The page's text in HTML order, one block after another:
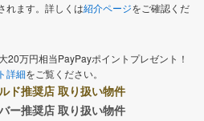
れます。詳しくは紹介ページをご確認くだ
20万円相当PayPayポイントプレゼント！
詳細をご覧ください。
ド推奨店 取り扱い物件
ー推奨店 取り扱い物件